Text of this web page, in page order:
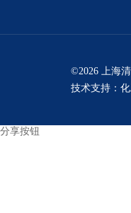
©2026 上海
技术支持：
分享按钮